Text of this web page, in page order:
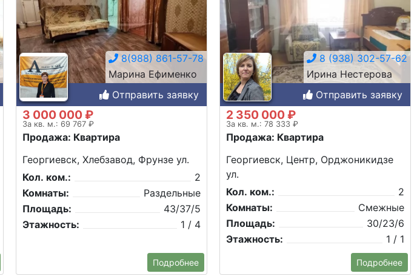
8(988) 861-57-78
Марина Ефименко
Отправить заявку
3 000 000 ₽
За кв. м.: 69 767 ₽
Продажа: Квартира
Георгиевск, Хлебзавод, Фрунзе ул.
Кол. ком.:
2
Комнаты:
Раздельные
Площадь:
43/37/5
Этажность:
1 / 4
Подробнее
8 (938) 302-57-62
Ирина Нестерова
Отправить заявку
2 350 000 ₽
За кв. м.: 78 333 ₽
Продажа: Квартира
Георгиевск, Центр, Орджоникидзе
ул.
Кол. ком.:
2
Комнаты:
Смежные
Площадь:
30/23/6
Этажность:
1 / 1
Подробнее